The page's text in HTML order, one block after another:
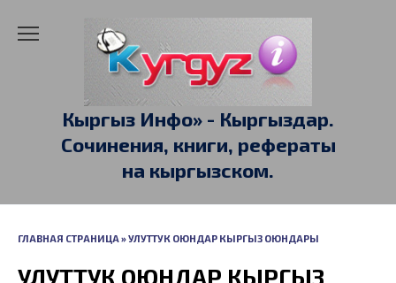
Кыргыз Инфо» - Кыргыздар.
Сочинения, книги, рефераты
на кыргызском.
ГЛАВНАЯ СТРАНИЦА»УЛУТТУК ОЮНДАР КЫРГЫЗ ОЮНДАРЫ
УЛУТТУК ОЮНДАР КЫРГЫЗ